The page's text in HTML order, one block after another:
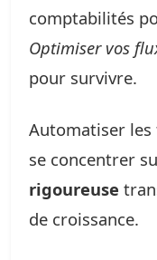
comptabilités
Optimiser vos
pour survivre.
Automatiser
se concentrer
rigoureuse
de croissance.